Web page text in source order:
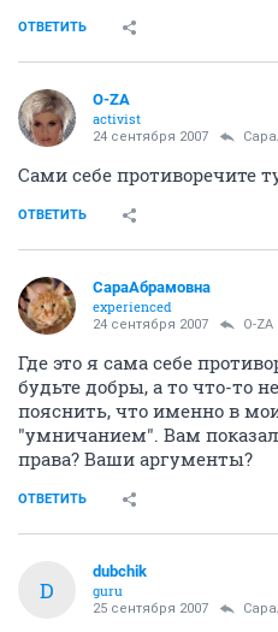
ОТВЕТИТЬ
O-ZA
activist
24 сентября 2007
Сами себе противоречите
ОТВЕТИТЬ
СараАбрамовна
experienced
24 сентября 2007 O-ZA
Где это я сама себе
будьте добры, а то что-то
пояснить, что именно в
"умничанием". Вам
права? Ваши аргументы?
ОТВЕТИТЬ
D
dubchik
guru
25 сентября 2007